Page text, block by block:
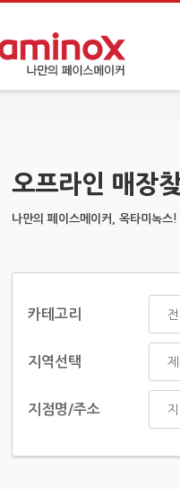
오프라인 매장찾
나만의 페이스메이커, 옥타미녹스!
카테고리
지역선택
지점명/주소
검색